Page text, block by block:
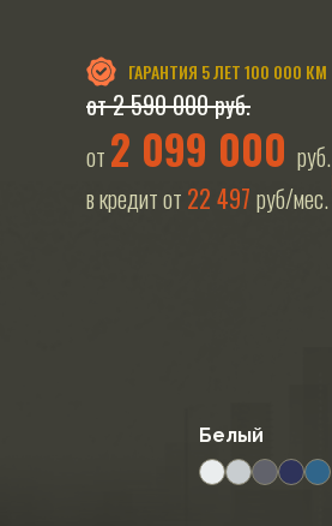
ГАРАНТИЯ 5 ЛЕТ 100 000 КМ
от 2 590 000 руб.
от 2 099 000 руб.
в кредит от 22 497 руб/мес.
Белый